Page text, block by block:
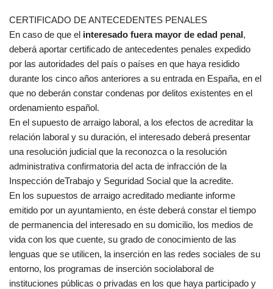
CERTIFICADO DE ANTECEDENTES PENALES
En caso de que el interesado fuera mayor de edad penal,
deberá aportar certificado de antecedentes penales expedido
por las autoridades del país o países en que haya residido
durante los cinco años anteriores a su entrada en España, en el
que no deberán constar condenas por delitos existentes en el
ordenamiento español.
En el supuesto de arraigo laboral, a los efectos de acreditar la
relación laboral y su duración, el interesado deberá presentar
una resolución judicial que la reconozca o la resolución
administrativa confirmatoria del acta de infracción de la
Inspección deTrabajo y Seguridad Social que la acredite.
En los supuestos de arraigo acreditado mediante informe
emitido por un ayuntamiento, en éste deberá constar el tiempo
de permanencia del interesado en su domicilio, los medios de
vida con los que cuente, su grado de conocimiento de las
lenguas que se utilicen, la inserción en las redes sociales de su
entorno, los programas de inserción sociolaboral de
instituciones públicas o privadas en los que haya participado y